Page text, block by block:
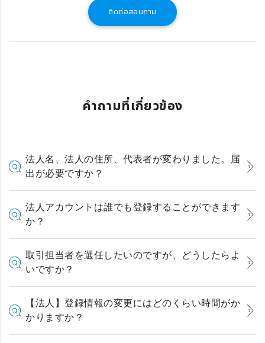
ติดต่อสอบถาม
คำถามที่เกี่ยวข้อง
法人名、法人の住所、代表者が変わりました。届
出が必要ですか？
法人アカウントは誰でも登録することができます
か？
取引担当者を選任したいのですが、どうしたらよ
いですか？
【法人】登録情報の変更にはどのくらい時間がか
かりますか？